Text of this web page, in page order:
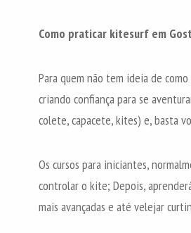
Como praticar kitesurf em
Para quem não tem ideia de
criando confiança para se
colete, capacete, kites) e, basta
Os cursos para iniciantes,
controlar o kite; Depois,
mais avançadas e até velejar